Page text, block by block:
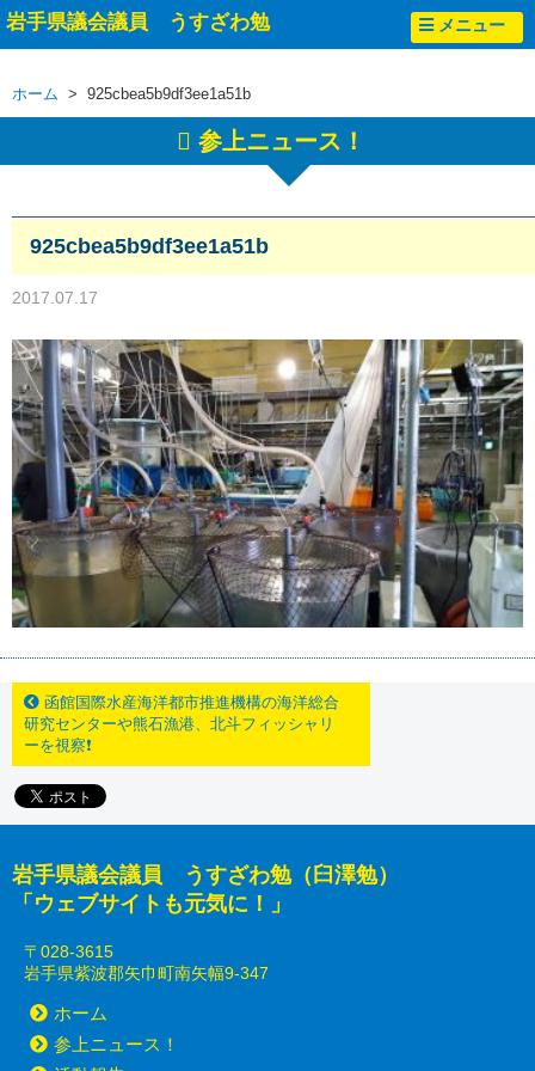
岩手県議会議員 うすざわ勉 メニュー
ホーム > 925cbea5b9df3ee1a51b
参上ニュース！
925cbea5b9df3ee1a51b
2017.07.17
函館国際水産海洋都市推進機構の海洋総合
研究センターや熊石漁港、北斗フィッシャリ
ーを視察❗
岩手県議会議員 うすざわ勉（臼澤勉）
「ウェブサイトも元気に！」
〒028-3615
岩手県紫波郡矢巾町南矢幅9-347
ホーム
参上ニュース！